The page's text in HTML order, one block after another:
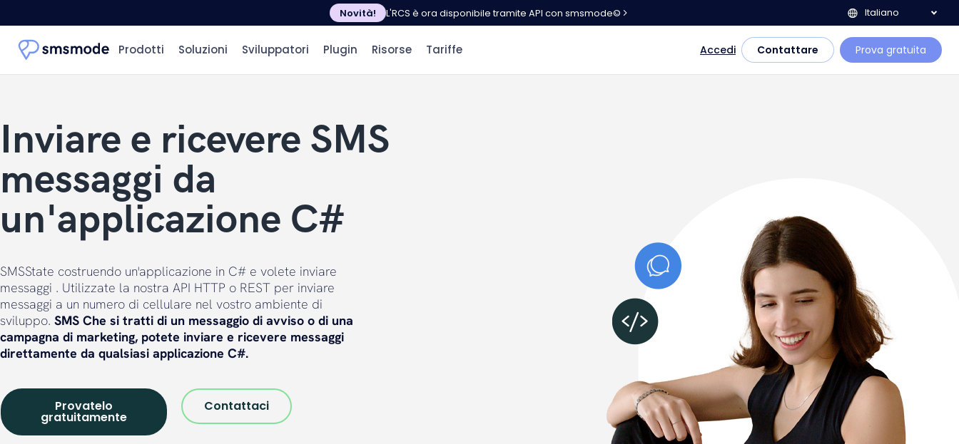
Novità! L'RCS è ora disponibile tramite API con smsmode© Italiano
Prodotti Soluzioni Sviluppatori Plugin Risorse Tariffe Accedi Contattare Prova gratuita
Inviare e ricevere SMS
messaggi da
un'applicazione C#
SMSState costruendo un'applicazione in C# e volete inviare
messaggi . Utilizzate la nostra API HTTP o REST per inviare
messaggi a un numero di cellulare nel vostro ambiente di
sviluppo. SMS Che si tratti di un messaggio di avviso o di una
campagna di marketing, potete inviare e ricevere messaggi
direttamente da qualsiasi applicazione C#.
Provatelo
gratuitamente
Contattaci